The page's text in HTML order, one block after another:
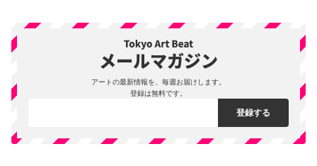
アートの最新情報を、毎週お届けします。
登録は無料です。